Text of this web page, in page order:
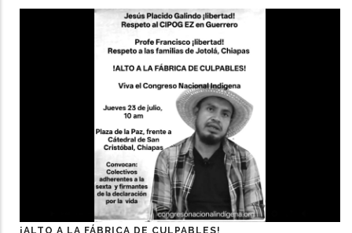
¡ALTO A LA FÁBRICA DE CULPABLES!